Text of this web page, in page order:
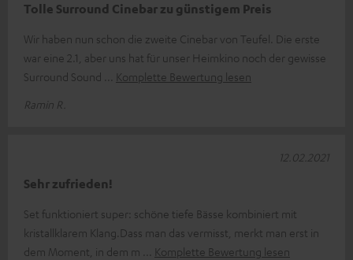
Tolle Surround Cinebar zu günstigem Preis
Wir haben nun schon die zweite Cinebar von Teufel. Die erste
war eine 2.1, aber uns hat für unser Heimkino noch der gewisse
Surround Sound
Komplette Bewertung lesen
Ramin R.
Sehr zufrieden!
Set funktioniert super: schöne tiefe Bässe kombiniert mit
kristallklarem Klang.Dass man das vermisst, merkt man erst in
dem Moment, in dem m
Komplette Bewertung lesen
12.02.2021